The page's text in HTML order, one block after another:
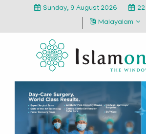
Sunday, 9 August 2026
Malayalam